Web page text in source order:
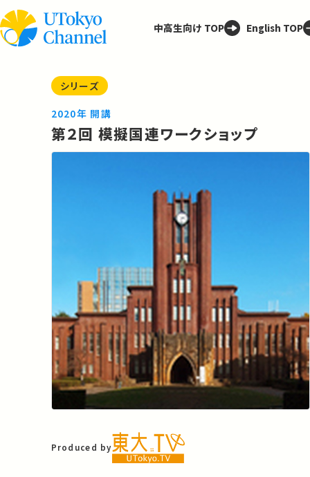
中高生向け TOP English TOP
シリーズ
2020年 開講
第２回 模擬国連ワークショップ
Produced by